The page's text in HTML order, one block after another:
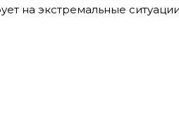
на экстремальные